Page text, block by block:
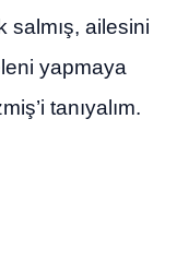
salmış, ailesini
yapmaya
tanıyalım.